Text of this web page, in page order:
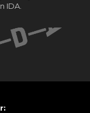
IDA.